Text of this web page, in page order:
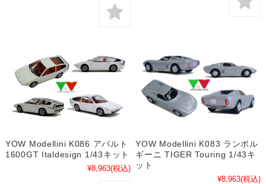
YOW Modellini K086 アバルト
1600GT Italdesign 1/43キット
¥8,963(税込)
YOW Modellini K083 ランボル
ギーニ TIGER Touring 1/43キ
ット
¥8,963(税込)